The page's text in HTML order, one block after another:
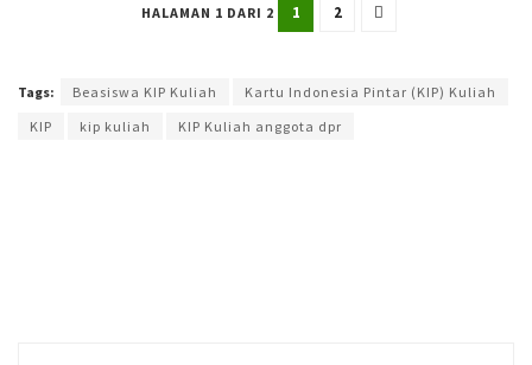
HALAMAN 1 DARI 2 1 2
Tags: Beasiswa KIP Kuliah
Kartu Indonesia Pintar (KIP) Kuliah
KIP
kip kuliah KIP Kuliah anggota dpr